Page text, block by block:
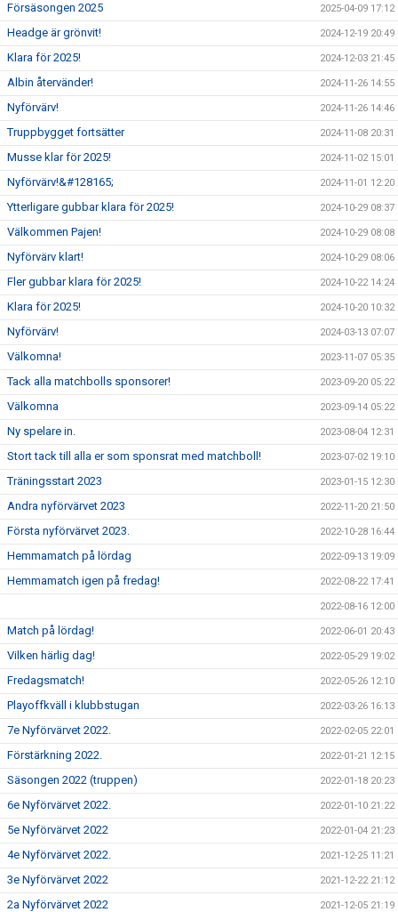
Försäsongen 2025 2025-04-09 17:12
Headge är grönvit! 2024-12-19 20:49
Klara för 2025! 2024-12-03 21:45
Albin återvänder! 2024-11-26 14:55
Nyförvärv! 2024-11-26 14:46
Truppbygget fortsätter 2024-11-08 20:31
Musse klar för 2025! 2024-11-02 15:01
Nyförvärv!&#128165; 2024-11-01 12:20
Ytterligare gubbar klara för 2025! 2024-10-29 08:37
Välkommen Pajen! 2024-10-29 08:08
Nyförvärv klart! 2024-10-29 08:06
Fler gubbar klara för 2025! 2024-10-22 14:24
Klara för 2025! 2024-10-20 10:32
Nyförvärv! 2024-03-13 07:07
Välkomna! 2023-11-07 05:35
Tack alla matchbolls sponsorer! 2023-09-20 05:22
Välkomna 2023-09-14 05:22
Ny spelare in. 2023-08-04 12:31
Stort tack till alla er som sponsrat med matchboll! 2023-07-02 19:10
Träningsstart 2023 2023-01-15 12:30
Andra nyförvärvet 2023 2022-11-20 21:50
Första nyförvärvet 2023. 2022-10-28 16:44
Hemmamatch på lördag 2022-09-13 19:09
Hemmamatch igen på fredag! 2022-08-22 17:41
2022-08-16 12:00
Match på lördag! 2022-06-01 20:43
Vilken härlig dag! 2022-05-29 19:02
Fredagsmatch! 2022-05-26 12:10
Playoffkväll i klubbstugan 2022-03-26 16:13
7e Nyförvärvet 2022. 2022-02-05 22:01
Förstärkning 2022. 2022-01-21 12:15
Säsongen 2022 (truppen) 2022-01-18 20:23
6e Nyförvärvet 2022. 2022-01-10 21:22
5e Nyförvärvet 2022 2022-01-04 21:23
4e Nyförvärvet 2022. 2021-12-25 11:21
3e Nyförvärvet 2022 2021-12-22 21:12
2a Nyförvärvet 2022 2021-12-05 21:19